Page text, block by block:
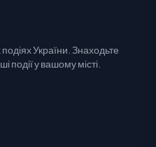
України. Знаходьте
події у вашому місті.